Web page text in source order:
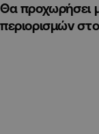
Θα προχωρήσει
περιορισμών